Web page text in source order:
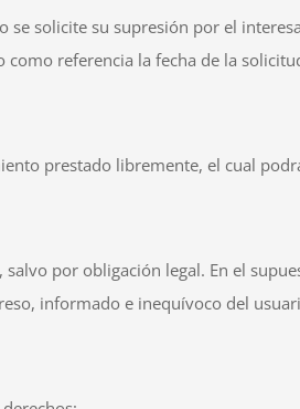
se solicite su supresión por el
referencia la fecha de la
prestado libremente, el cual
por obligación legal. En el
informado e inequívoco del